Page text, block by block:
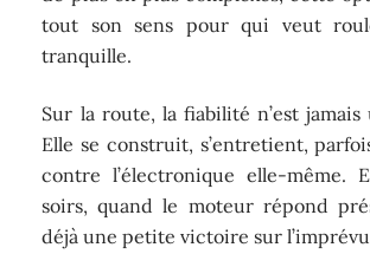
tout son sens pour qui veut
tranquille.
Sur la route, la fiabilité n’est jamais
Elle se construit, s’entretient,
contre l’électronique elle-même.
soirs, quand le moteur répond
déjà une petite victoire sur